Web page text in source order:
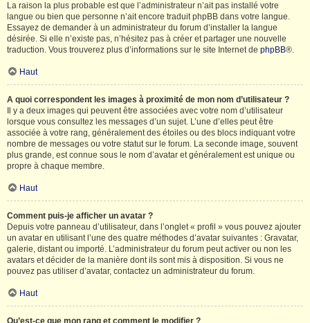
La raison la plus probable est que l’administrateur n’ait pas installé votre
langue ou bien que personne n’ait encore traduit phpBB dans votre langue.
Essayez de demander à un administrateur du forum d’installer la langue
désirée. Si elle n’existe pas, n’hésitez pas à créer et partager une nouvelle
traduction. Vous trouverez plus d’informations sur le site Internet de phpBB®.
Haut
A quoi correspondent les images à proximité de mon nom d’utilisateur ?
Il y a deux images qui peuvent être associées avec votre nom d’utilisateur
lorsque vous consultez les messages d’un sujet. L’une d’elles peut être
associée à votre rang, généralement des étoiles ou des blocs indiquant votre
nombre de messages ou votre statut sur le forum. La seconde image, souvent
plus grande, est connue sous le nom d’avatar et généralement est unique ou
propre à chaque membre.
Haut
Comment puis-je afficher un avatar ?
Depuis votre panneau d’utilisateur, dans l’onglet « profil » vous pouvez ajouter
un avatar en utilisant l’une des quatre méthodes d’avatar suivantes : Gravatar,
galerie, distant ou importé. L’administrateur du forum peut activer ou non les
avatars et décider de la manière dont ils sont mis à disposition. Si vous ne
pouvez pas utiliser d’avatar, contactez un administrateur du forum.
Haut
Qu’est-ce que mon rang et comment le modifier ?